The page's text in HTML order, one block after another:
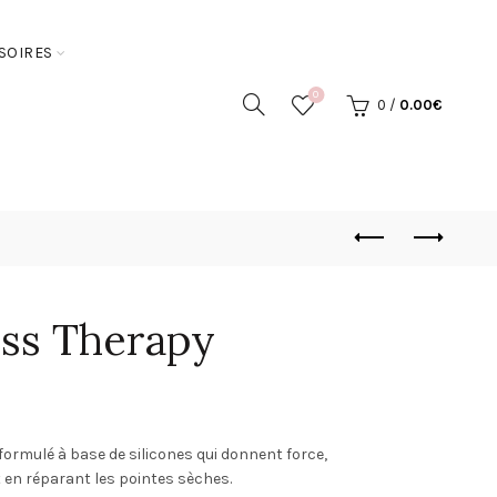
0
0 / 0.00€
Therapy
à base de silicones qui donnent force,
réparant les pointes sèches.